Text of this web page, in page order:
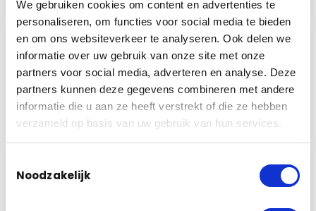
We gebruiken cookies om content en advertenties te
personaliseren, om functies voor social media te bieden
en om ons websiteverkeer te analyseren. Ook delen we
informatie over uw gebruik van onze site met onze
partners voor social media, adverteren en analyse. Deze
partners kunnen deze gegevens combineren met andere
informatie die u aan ze heeft verstrekt of die ze hebben
verzameld op basis van uw gebruik van hun services.
Noodzakelijk
2 Advies op locatie
Wij komen graag bij u langs om uw
persoonlijke situatie te bekijken en met u
de…
Lees meer
3 Montage camera’s
Het beveiligingssysteem zal door onze